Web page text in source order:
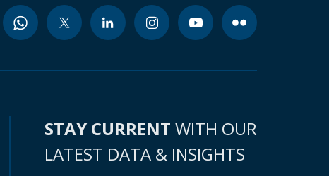
STAY CURRENT WITH OUR
LATEST DATA & INSIGHTS